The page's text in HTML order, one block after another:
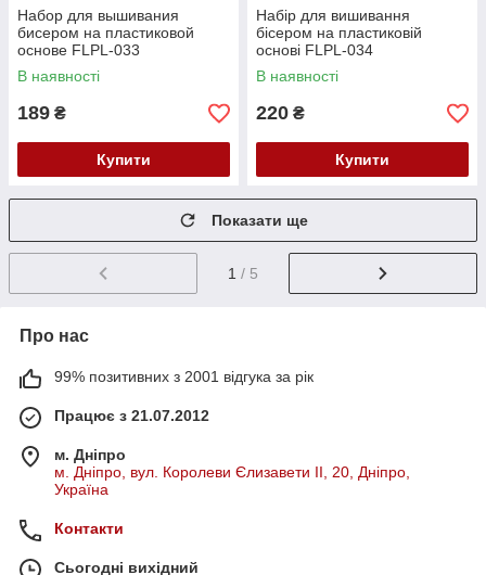
Набор для вышивания
бисером на пластиковой
основе FLPL-033
В наявності
189 ₴
Купити
Набір для вишивання
бісером на пластиковій
основі FLPL-034
В наявності
220 ₴
Купити
Показати ще
1 / 5
Про нас
99% позитивних з 2001 відгука за рік
Працює з 21.07.2012
м. Дніпро
м. Дніпро, вул. Королеви Єлизавети ІІ, 20, Дніпро,
Україна
Контакти
Сьогодні вихідний